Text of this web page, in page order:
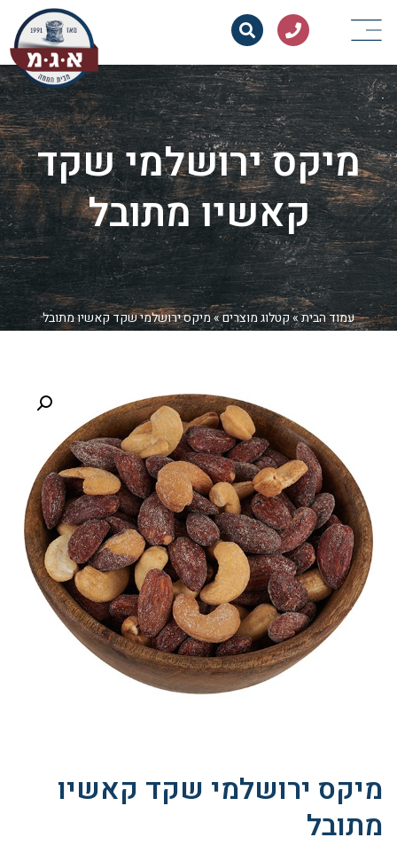
מיקס ירושלמי שקד
קאשיו מתובל
עמוד הבית»קטלוג מוצרים»מיקס ירושלמי שקד קאשיו מתובל
מיקס ירושלמי שקד קאשיו
מתובל